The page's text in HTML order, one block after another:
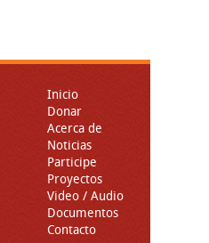
Inicio
Donar
Acerca de
Noticias
Participe
Proyectos
Video / Audio
Documentos
Contacto